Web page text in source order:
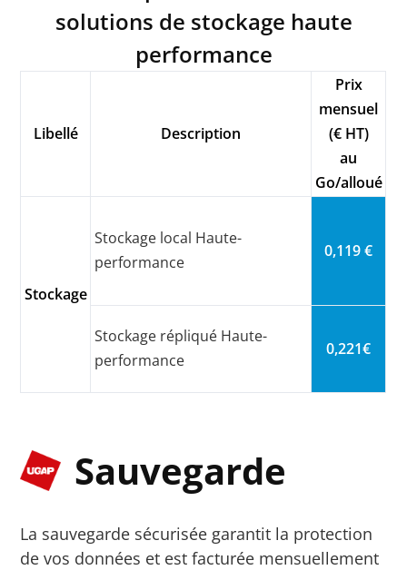
solutions de stockage haute
performance
Libellé Description
Prix
mensuel
(€ HT)
au
Go/alloué
Stockage
Stockage local Haute-
performance
0,119 €
Stockage répliqué Haute-
performance
0,221€
Sauvegarde
La sauvegarde sécurisée garantit la protection
de vos données et est facturée mensuellement